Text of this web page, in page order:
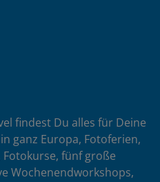
findest Du alles für Deine
ganz Europa, Fotoferien,
fünf große
Wochenendworkshops,